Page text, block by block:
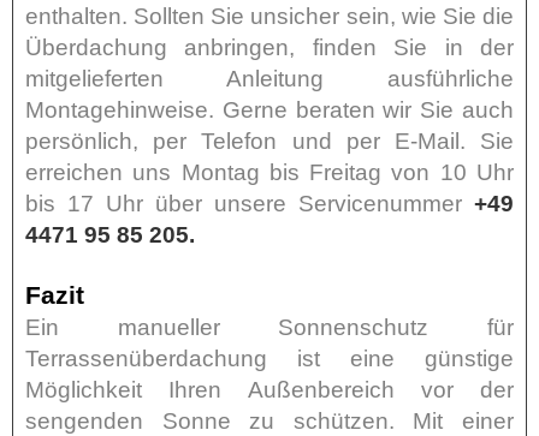
enthalten. Sollten Sie unsicher sein, wie Sie die
Überdachung anbringen, finden Sie in der
mitgelieferten Anleitung ausführliche
Montagehinweise. Gerne beraten wir Sie auch
persönlich, per Telefon und per E-Mail. Sie
erreichen uns Montag bis Freitag von 10 Uhr
bis 17 Uhr über unsere Servicenummer +49
4471 95 85 205.
Fazit
Ein manueller Sonnenschutz für
Terrassenüberdachung ist eine günstige
Möglichkeit Ihren Außenbereich vor der
sengenden Sonne zu schützen. Mit einer